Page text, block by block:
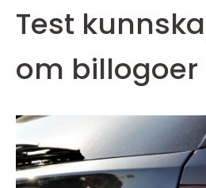
Test
om billogoer